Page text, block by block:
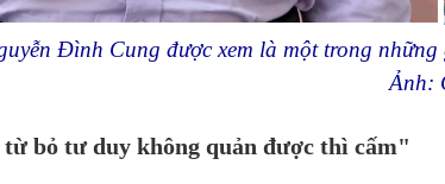
Đình Cung được xem là một trong
Ảnh:
bỏ tư duy không quản được thì cấm"